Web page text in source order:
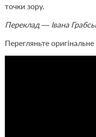
точки зору.
Переклад — Івана
Перегляньте оригінальне